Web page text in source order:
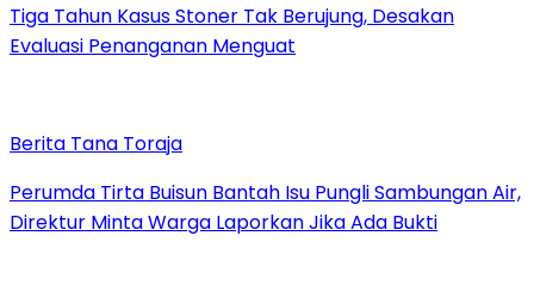
Tiga Tahun Kasus Stoner Tak Berujung, Desakan
Evaluasi Penanganan Menguat
Berita Tana Toraja
Perumda Tirta Buisun Bantah Isu Pungli Sambungan Air,
Direktur Minta Warga Laporkan Jika Ada Bukti